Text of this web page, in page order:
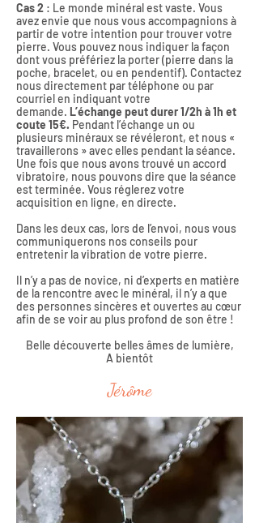
Cas 2 : Le monde minéral est vaste. Vous
avez envie que nous vous accompagnions à
partir de votre intention pour trouver votre
pierre. Vous pouvez nous indiquer la façon
dont vous préfériez la porter (pierre dans la
poche, bracelet, ou en pendentif). Contactez
nous directement par téléphone ou par
courriel en indiquant votre
demande. L’échange peut durer 1/2h à 1h et
coute 15€. Pendant l’échange un ou
plusieurs minéraux se révéleront, et nous «
travaillerons » avec elles pendant la séance.
Une fois que nous avons trouvé un accord
vibratoire, nous pouvons dire que la séance
est terminée. Vous réglerez votre
acquisition en ligne, en directe.
Dans les deux cas, lors de l’envoi, nous vous
communiquerons nos conseils pour
entretenir la vibration de votre pierre.
Il n’y a pas de novice, ni d’experts en matière
de la rencontre avec le minéral, il n’y a que
des personnes sincères et ouvertes au cœur
afin de se voir au plus profond de son être !
Belle découverte belles âmes de lumière,
A bientôt
Jérôme